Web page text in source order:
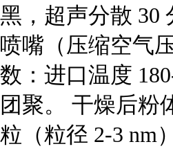
黑，超声分散 30
喷嘴（压缩空气
数：进口温度
团聚。 干燥后粉
粒（粒径 2-3 nm